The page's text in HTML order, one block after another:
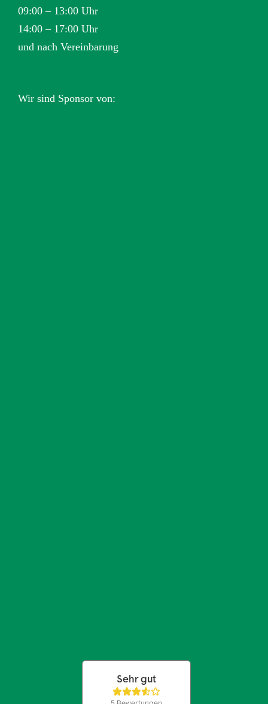
09:00 – 13:00 Uhr
14:00 – 17:00 Uhr
und nach Vereinbarung
Wir sind Sponsor von: